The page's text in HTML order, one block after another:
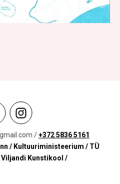
/+372 5836 5161
/ Kultuuriministeerium / TÜ
Kunstikool /